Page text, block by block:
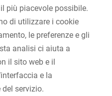
più piacevole possibile.
di utilizzare i cookie
le preferenze e gli
analisi ci aiuta a
il sito web e il
e la
servizio.